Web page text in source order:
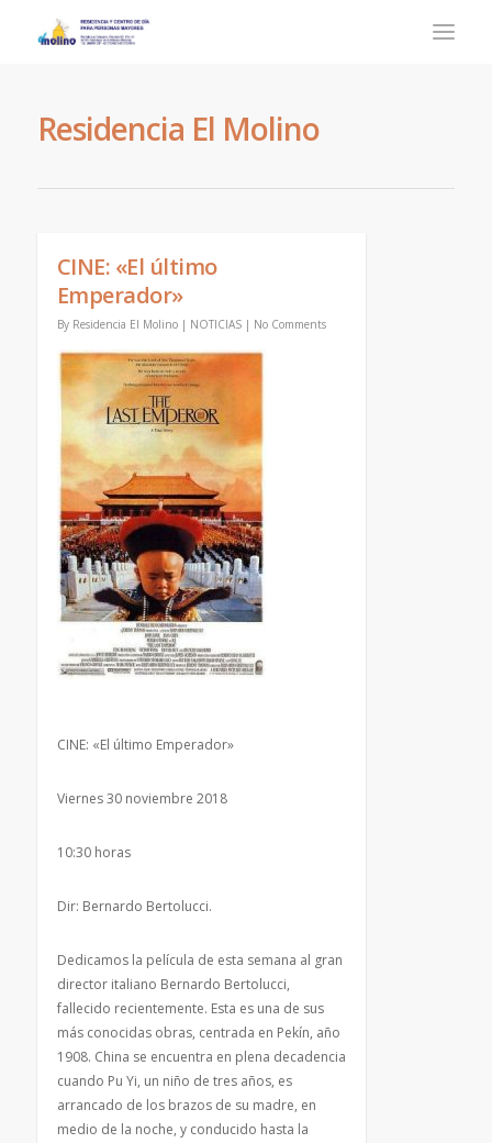
Residencia El Molino
CINE: «El último
Emperador»
By Residencia El Molino | NOTICIAS | No Comments
CINE: «El último Emperador»
Viernes 30 noviembre 2018
10:30 horas
Dir: Bernardo Bertolucci.
Dedicamos la película de esta semana al gran
director italiano Bernardo Bertolucci,
fallecido recientemente. Esta es una de sus
más conocidas obras, centrada en Pekín, año
1908. China se encuentra en plena decadencia
cuando Pu Yi, un niño de tres años, es
arrancado de los brazos de su madre, en
medio de la noche, y conducido hasta la